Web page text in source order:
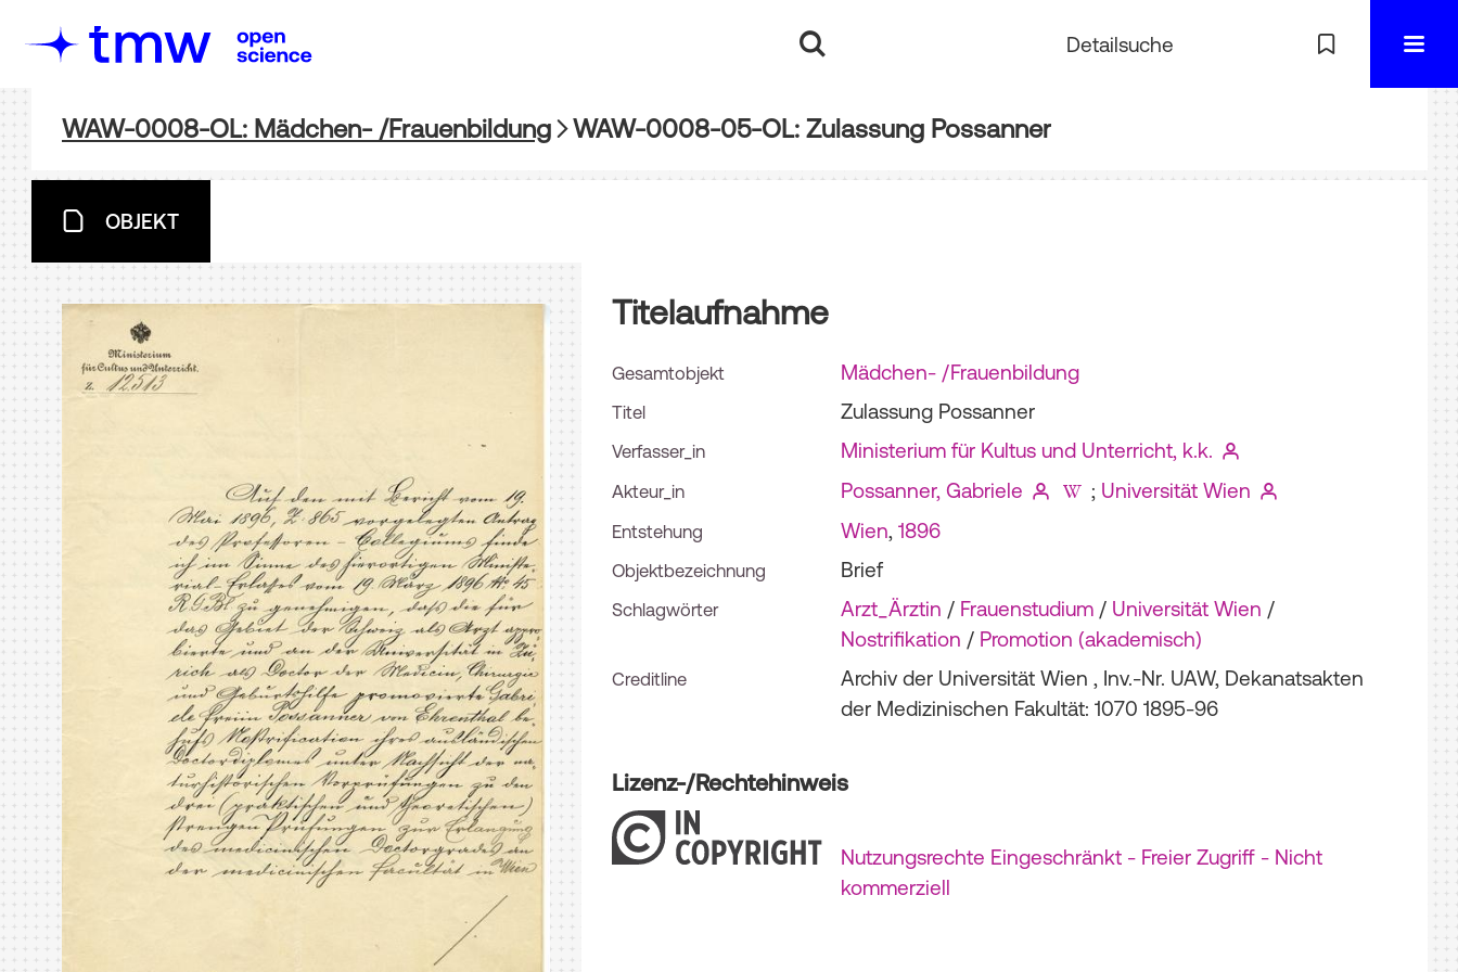
Detailsuche
WAW-0008-OL: Mädchen- /Frauenbildung WAW-0008-05-OL: Zulassung Possanner
OBJEKT
Titelaufnahme
Gesamtobjekt Mädchen- /Frauenbildung
Titel Zulassung Possanner
Verfasser_in Ministerium für Kultus und Unterricht, k.k.
Akteur_in Possanner, Gabriele ; Universität Wien
Entstehung Wien, 1896
Objektbezeichnung Brief
Schlagwörter Arzt_Ärztin / Frauenstudium / Universität Wien /
Nostrifikation / Promotion (akademisch)
Creditline
Archiv der Universität Wien , Inv.-Nr. UAW, Dekanatsakten
der Medizinischen Fakultät: 1070 1895-96
Lizenz-/Rechtehinweis
Nutzungsrechte Eingeschränkt - Freier Zugriff - Nicht
kommerziell